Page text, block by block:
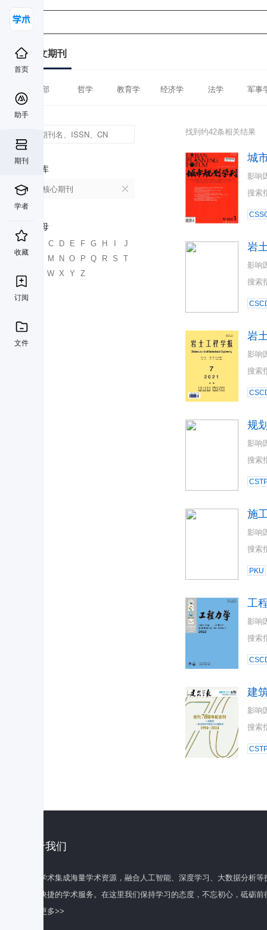
首页
助手
期刊
学者
收藏
订阅
文件
中文期刊
全部 哲学 教育学 经济学 法学 军事
数据库
北大核心期刊
首字母
C D E F G H
J
K
M N O P Q R S
T
W X Y Z
找到约42条相关结果
城
影响
搜索
岩
影响
搜索
岩
影响
搜索
规
影响
搜索
施
影响
搜索
PKU
工
影响
搜索
建
影响
搜索
关于我们
百度学术集成海量学术资源，融合人工智能、深度学习、大数据分析
全面快捷的学术服务。在这里我们保持学习的态度，不忘初心，砥砺前
了解更多>>